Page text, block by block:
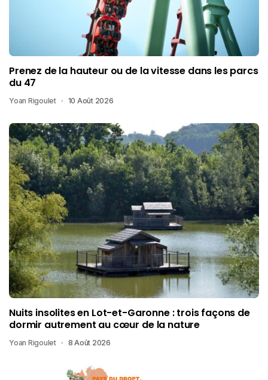
Prenez de la hauteur ou de la vitesse dans les parcs
du 47
Yoan Rigoulet 10 Août 2026
Nuits insolites en Lot-et-Garonne : trois façons de
dormir autrement au cœur de la nature
Yoan Rigoulet 8 Août 2026